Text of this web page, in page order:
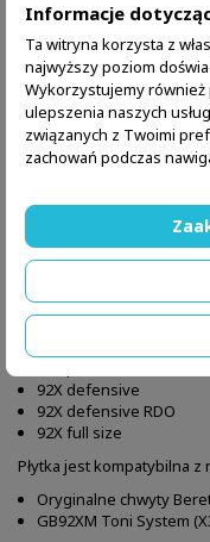
Zestaw 4 śrub do
Śrubki do następujących
92X defensive
92X defensive RDO
92X full size
Płytka jest kompatybilna z
Oryginalne chwyty
GB92XM Toni System
Informacje
Ta witryna korzysta z
najwyższy poziom
Wykorzystujemy
ulepszenia naszych
związanych z Twoimi
zachowań podczas